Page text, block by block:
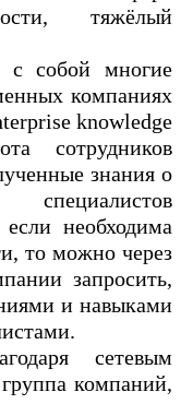
тяжёлый
с собой многие
компаниях
knowledge
сотрудников
знания о
необходима
то можно через
запросить,
и навыками
сетевым
компаний,